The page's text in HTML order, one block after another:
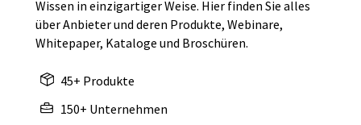
Wissen in einzigartiger Weise. Hier finden Sie alles
über Anbieter und deren Produkte, Webinare,
Whitepaper, Kataloge und Broschüren.
45+ Produkte
150+ Unternehmen